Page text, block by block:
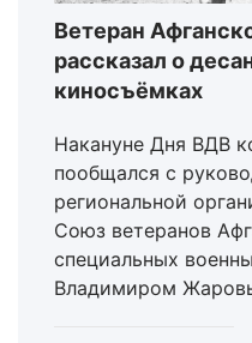
Ветеран
рассказал о
киносъёмках
Накануне Дня ВДВ
пообщался с
региональной
Союз ветеранов
специальных
Владимиром